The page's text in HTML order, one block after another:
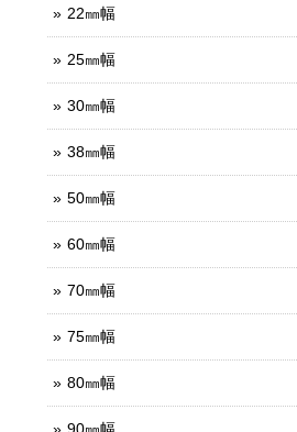
22㎜幅
25㎜幅
30㎜幅
38㎜幅
50㎜幅
60㎜幅
70㎜幅
75㎜幅
80㎜幅